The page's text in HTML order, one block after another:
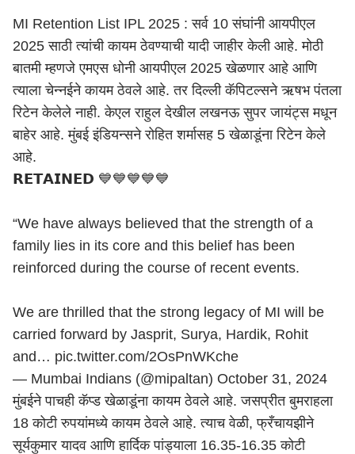
MI Retention List IPL 2025 : सर्व 10 संघांनी आयपीएल
2025 साठी त्यांची कायम ठेवण्याची यादी जाहीर केली आहे. मोठी
बातमी म्हणजे एमएस धोनी आयपीएल 2025 खेळणार आहे आणि
त्याला चेन्नईने कायम ठेवले आहे. तर दिल्ली कॅपिटल्सने ऋषभ पंतला
रिटेन केलेले नाही. केएल राहुल देखील लखनऊ सुपर जायंट्स मधून
बाहेर आहे. मुंबई इंडियन्सने रोहित शर्मासह 5 खेळाडूंना रिटेन केले
आहे.
𝗥𝗘𝗧𝗔𝗜𝗡𝗘𝗗 💙💙💙💙💙
“We have always believed that the strength of a
family lies in its core and this belief has been
reinforced during the course of recent events.
We are thrilled that the strong legacy of MI will be
carried forward by Jasprit, Surya, Hardik, Rohit
and… pic.twitter.com/2OsPnWKche
— Mumbai Indians (@mipaltan) October 31, 2024
मुंबईने पाचही कॅप्ड खेळाडूंना कायम ठेवले आहे. जसप्रीत बुमराहला
18 कोटी रुपयांमध्ये कायम ठेवले आहे. त्याच वेळी, फ्रँचायझीने
सूर्यकुमार यादव आणि हार्दिक पांड्याला 16.35-16.35 कोटी